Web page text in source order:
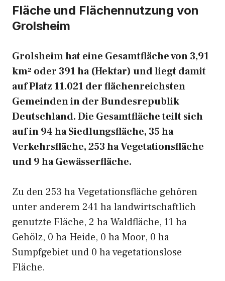
Fläche und Flächennutzung von
Grolsheim
Grolsheim hat eine Gesamtfläche von 3,91
km² oder 391 ha (Hektar) und liegt damit
auf Platz 11.021 der flächenreichsten
Gemeinden in der Bundesrepublik
Deutschland. Die Gesamtfläche teilt sich
auf in 94 ha Siedlungsfläche, 35 ha
Verkehrsfläche, 253 ha Vegetationsfläche
und 9 ha Gewässerfläche.
Zu den 253 ha Vegetationsfläche gehören
unter anderem 241 ha landwirtschaftlich
genutzte Fläche, 2 ha Waldfläche, 11 ha
Gehölz, 0 ha Heide, 0 ha Moor, 0 ha
Sumpfgebiet und 0 ha vegetationslose
Fläche.